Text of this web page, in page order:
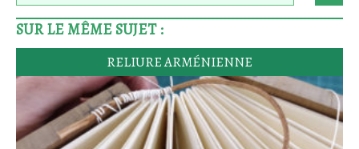
SUR LE MÊME SUJET :
RELIURE ARMÉNIENNE